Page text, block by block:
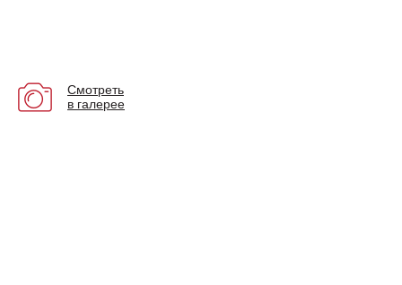
Смотреть
в галерее